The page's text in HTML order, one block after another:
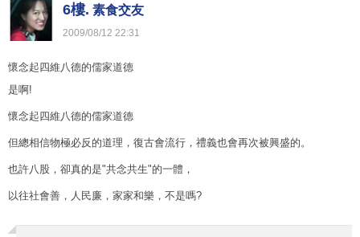
6樓. 素食交友
2009/08/12 22:31
懷念起四維八德的儒家道德
是啊!
懷念起四維八德的儒家道德
但總相信物極必反的道理，復古會流行，禮義也會再次被興盛的。
也許八股，卻真的是"共念共生"的一體，
以往社會善，人民廉，家家和樂，不是嗎?